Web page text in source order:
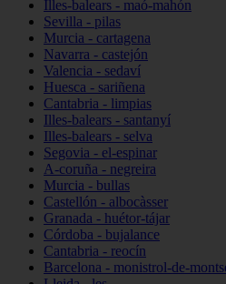
Illes-balears - maó-mahón
Sevilla - pilas
Murcia - cartagena
Navarra - castejón
Valencia - sedaví
Huesca - sariñena
Cantabria - limpias
Illes-balears - santanyí
Illes-balears - selva
Segovia - el-espinar
A-coruña - negreira
Murcia - bullas
Castellón - albocàsser
Granada - huétor-tájar
Córdoba - bujalance
Cantabria - reocín
Barcelona - monistrol-de-